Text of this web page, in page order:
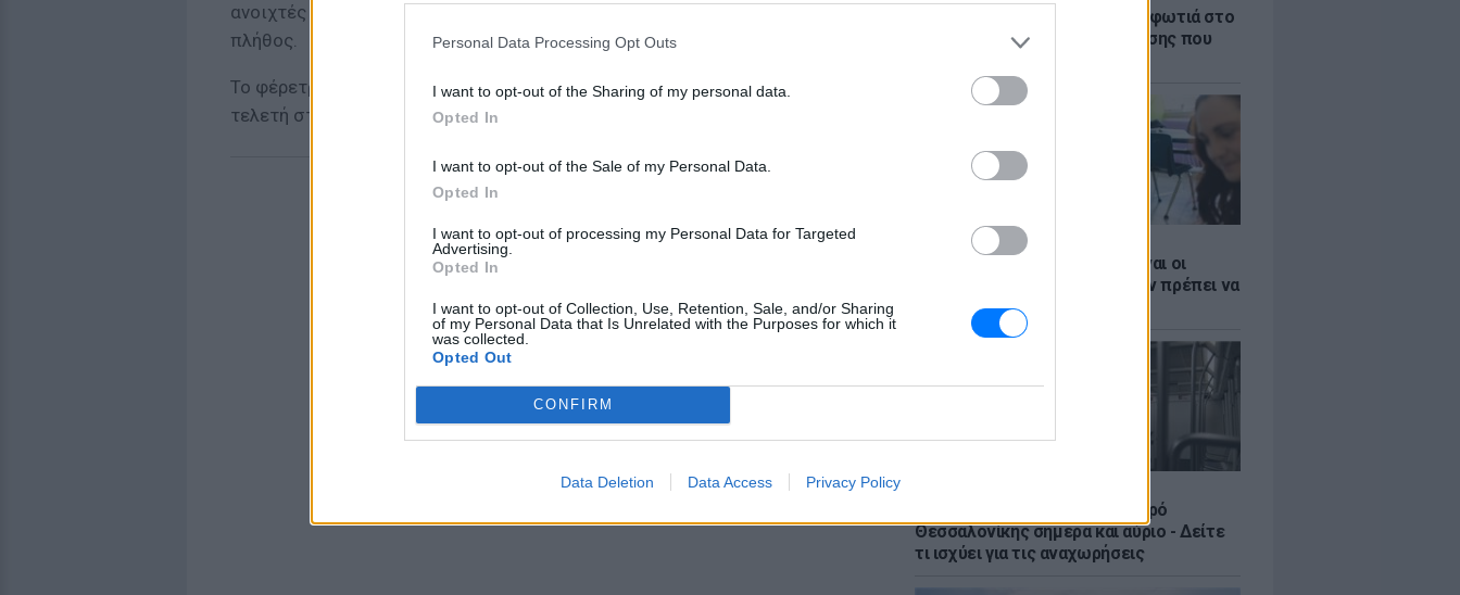
Personal Data Processing Opt Outs
I want to opt-out of the Sharing of my personal data.
Opted In
I want to opt-out of the Sale of my Personal Data.
Opted In
I want to opt-out of processing my Personal Data for Targeted
Advertising.
Opted In
I want to opt-out of Collection, Use, Retention, Sale, and/or Sharing
of my Personal Data that Is Unrelated with the Purposes for which it
was collected.
Opted Out
CONFIRM
Data Deletion Data Access Privacy Policy
Συγκλονιστικό βίντεο από τη φωτιά στο
Πόρτο Γερμενό: Η νύχτα κόλασης που
ΕΙΔΗΣΕΙΣ
Voucher ΕΣΠΑ 2026: Αυτές είναι οι
κρίσιμες ημερομηνίες που δεν πρέπει να
Αλλαγές στο ωράριο του Μετρό
Θεσσαλονίκης σήμερα και αύριο - Δείτε
τι ισχύει για τις αναχωρήσεις
ανοιχτές κατά τη διάρκεια της νύχτας για να διαχειριστεί το αυξανόμενο
πλήθος.
Το φέρετρο του πάπα Φραγκίσκου θα κλείσει στις 20:00 τοπική ώρα σε μια
τελετή στην οποία θα παρευρεθούν ανώτεροι καρδινάλιοι.